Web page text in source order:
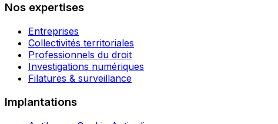
Nos expertises
Entreprises
Collectivités territoriales
Professionnels du droit
Investigations numériques
Filatures & surveillance
Implantations